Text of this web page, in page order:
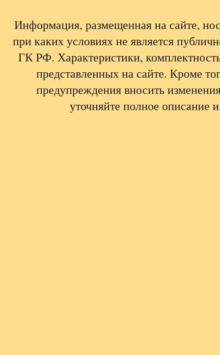
Информация, размещенная на сайте,
при каких условиях не является
ГК РФ. Характеристики,
представленных на сайте. Кроме
предупреждения вносить
уточняйте полное описание